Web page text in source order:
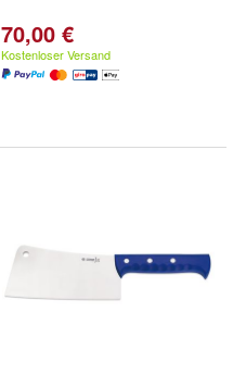
70,00 €
Kostenloser Versand